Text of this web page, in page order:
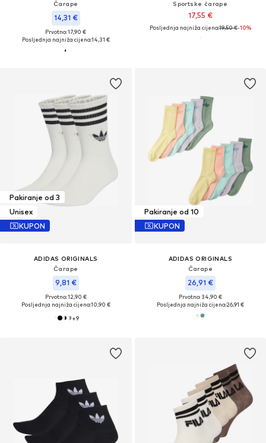
Čarape
14,31 €
Prvotno: 17,90 €
Posljednja najniža cijena:14,31 €
Sportske čarape
17,55 €
Posljednja najniža cijena:19,50 €-10%
Pakiranje od 3
Unisex
KUPON
ADIDAS ORIGINALS
Čarape
9,81 €
Prvotno: 12,90 €
Posljednja najniža cijena:10,90 €
+9
Pakiranje od 10
KUPON
ADIDAS ORIGINALS
Čarape
26,91 €
Prvotno: 34,90 €
Posljednja najniža cijena:26,91 €